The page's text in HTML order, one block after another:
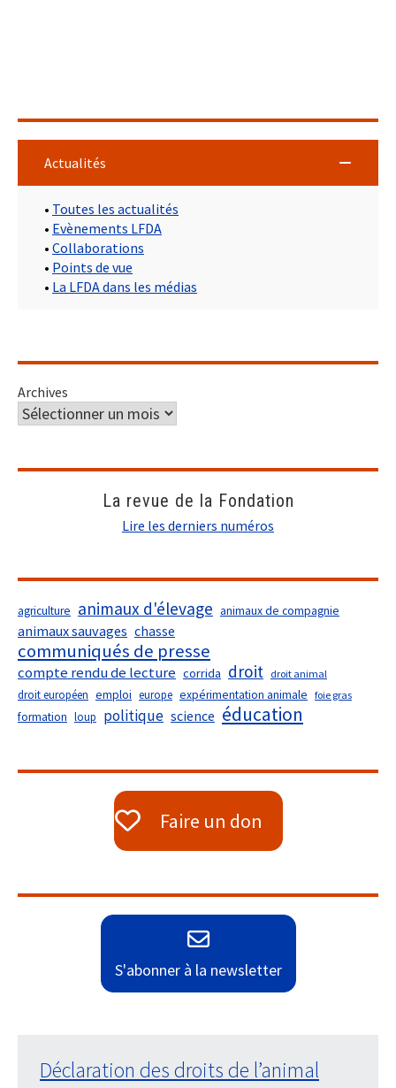
Actualités
• Toutes les actualités
• Evènements LFDA
• Collaborations
• Points de vue
• La LFDA dans les médias
Archives
La revue de la Fondation
Lire les derniers numéros
agriculture animaux d'élevage animaux de compagnie
animaux sauvages chasse
communiqués de presse
compte rendu de lecture corrida droit droit animal
droit européen emploi europe expérimentation animale foie gras
formation loup politique science éducation
Faire un don
S'abonner à la newsletter
Déclaration des droits de l’animal